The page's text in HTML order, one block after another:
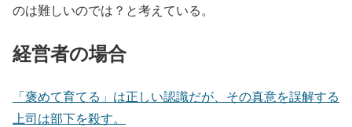
のは難しいのでは？と考えている。
経営者の場合
「褒めて育てる」は正しい認識だが、その真意を誤解する
上司は部下を殺す。